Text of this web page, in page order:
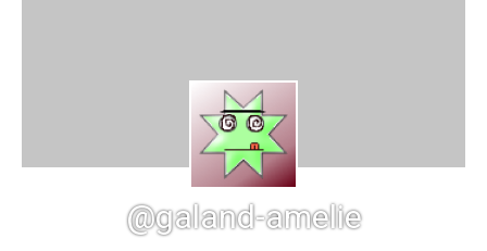
@galand-amelie